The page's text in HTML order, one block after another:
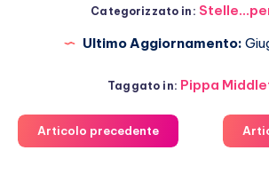
Categorizzato in:
Ultimo Aggiornamento:
Taggato in: Pippa
Articolo precedente